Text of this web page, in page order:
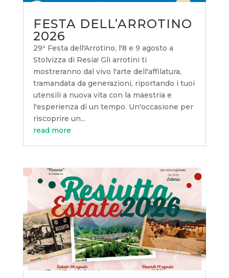
FESTA DELL’ARROTINO
2026
29ª Festa dell'Arrotino, l'8 e 9 agosto a
Stolvizza di Resia! Gli arrotini ti
mostreranno dal vivo l'arte dell'affilatura,
tramandata da generazioni, riportando i tuoi
utensili a nuova vita con la maestria e
l'esperienza di un tempo. Un'occasione per
riscoprire un...
read more